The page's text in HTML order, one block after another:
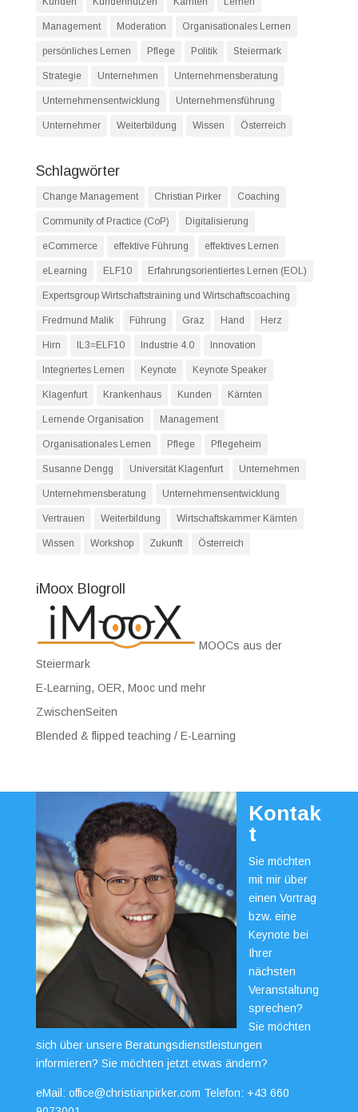
Management Moderation Organisationales Lernen
persönliches Lernen Pflege Politik Steiermark
Strategie Unternehmen Unternehmensberatung
Unternehmensentwicklung Unternehmensführung
Unternehmer Weiterbildung Wissen Österreich
Schlagwörter
Change Management Christian Pirker Coaching
Community of Practice (CoP) Digitalisierung
eCommerce effektive Führung effektives Lernen
eLearning ELF10 Erfahrungsorientiertes Lernen (EOL)
Expertsgroup Wirtschaftstraining und Wirtschaftscoaching
Fredmund Malik Führung Graz Hand Herz
Hirn IL3=ELF10 Industrie 4.0 Innovation
Integriertes Lernen Keynote Keynote Speaker
Klagenfurt Krankenhaus Kunden Kärnten
Lernende Organisation Management
Organisationales Lernen Pflege Pflegeheim
Susanne Dengg Universität Klagenfurt Unternehmen
Unternehmensberatung Unternehmensentwicklung
Vertrauen Weiterbildung Wirtschaftskammer Kärnten
Wissen Workshop Zukunft Österreich
iMoox Blogroll
MOOCs aus der
Steiermark
E-Learning, OER, Mooc und mehr
ZwischenSeiten
Blended & flipped teaching / E-Learning
Kontak
t
Sie möchten
mit mir über
einen Vortrag
bzw. eine
Keynote bei
Ihrer
nächsten
Veranstaltung
sprechen?
Sie möchten
sich über unsere Beratungsdienstleistungen
informieren? Sie möchten jetzt etwas ändern?
eMail: office@christianpirker.com Telefon: +43 660